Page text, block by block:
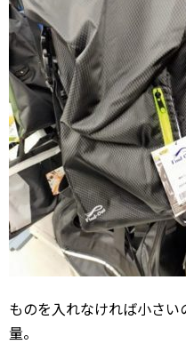
ものを入れなければ小さ
量。